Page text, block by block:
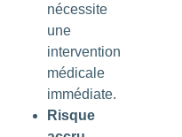
nécessite
une
intervention
médicale
immédiate.
Risque